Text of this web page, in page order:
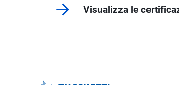
Visualizza le